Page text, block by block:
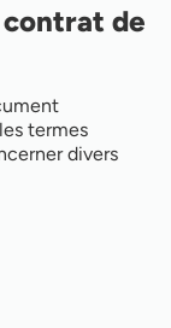
de
termes
divers